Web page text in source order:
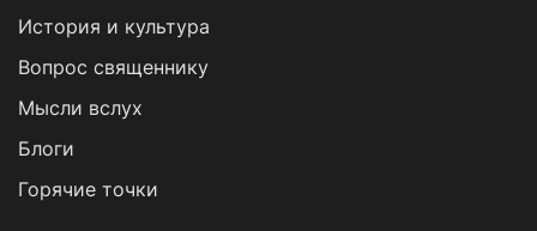
История и культура
Вопрос священнику
Мысли вслух
Блоги
Горячие точки